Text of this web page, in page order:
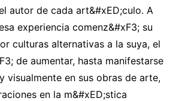
autor de cada art&#xED;culo. A
experiencia comenz&#xF3; su
culturas alternativas a la suya, el
de aumentar, hasta manifestarse
visualmente en sus obras de arte,
en la m&#xED;stica